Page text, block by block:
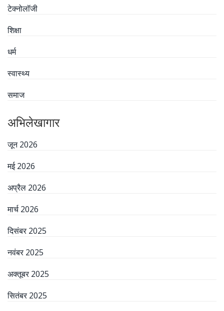
टेक्नोलॉजी
शिक्षा
धर्म
स्वास्थ्य
समाज
अभिलेखागार
जून 2026
मई 2026
अप्रैल 2026
मार्च 2026
दिसंबर 2025
नवंबर 2025
अक्तूबर 2025
सितंबर 2025